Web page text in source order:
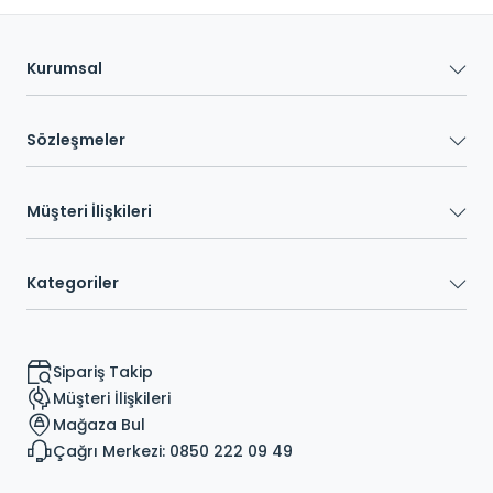
Kurumsal
Sözleşmeler
Müşteri İlişkileri
Kategoriler
Sipariş Takip
Müşteri İlişkileri
Mağaza Bul
Çağrı Merkezi: 0850 222 09 49